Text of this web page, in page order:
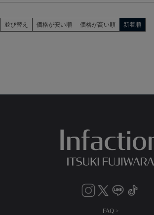
並び替え 価格が安い順 価格が高い順 新着順
FAQ >